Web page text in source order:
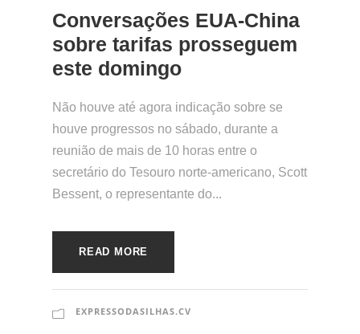
​Conversações EUA-China
sobre tarifas prosseguem
este domingo
Não houve até agora indicação sobre se
houve progressos no sábado, durante a
reunião de mais de 10 horas entre o
secretário do Tesouro norte-americano, Scott
Bessent, o representante do...
READ MORE
EXPRESSODASILHAS.CV